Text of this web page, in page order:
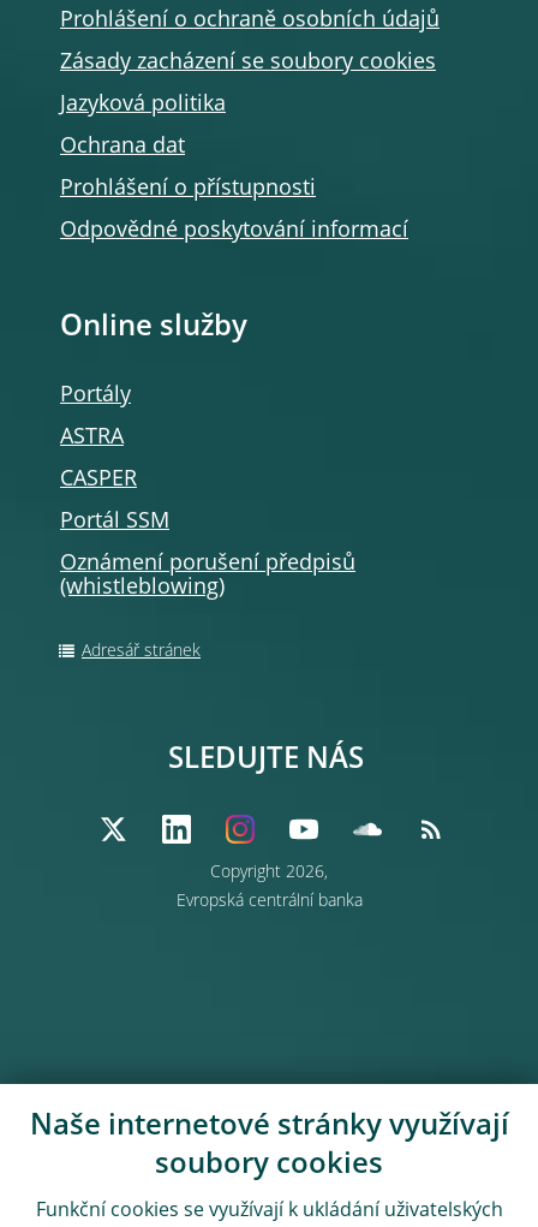
Prohlášení o ochraně osobních údajů
Zásady zacházení se soubory cookies
Jazyková politika
Ochrana dat
Prohlášení o přístupnosti
Odpovědné poskytování informací
Online služby
Portály
ASTRA
CASPER
Portál SSM
Oznámení porušení předpisů
(whistleblowing)
Adresář stránek
Copyright 2026,
Evropská centrální banka
SLEDUJTE NÁS
Naše internetové stránky využívají
soubory cookies
Funkční cookies se využívají k ukládání uživatelských